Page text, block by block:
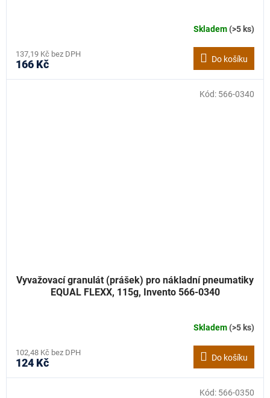
Skladem(>5 ks)
137,19 Kč bez DPH
166 Kč Do košíku
Vyvažovací granulát (prášek) pro nákladní pneumatiky
EQUAL FLEXX, 115g, Invento 566-0340
Skladem(>5 ks)
102,48 Kč bez DPH
124 Kč Do košíku
Kód: 566-0340
Kód: 566-0350